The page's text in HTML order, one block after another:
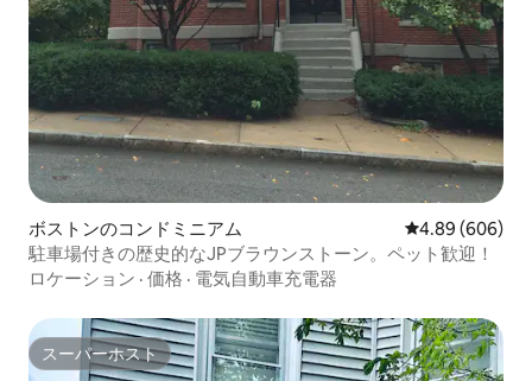
ボストンのコンドミニアム レビュー606件
4.89 (606)
駐車場付きの歴史的なJPブラウンストーン。ペット歓迎！
ロケーション · 価格 · 電気自動車充電器
スーパーホスト
スーパーホスト